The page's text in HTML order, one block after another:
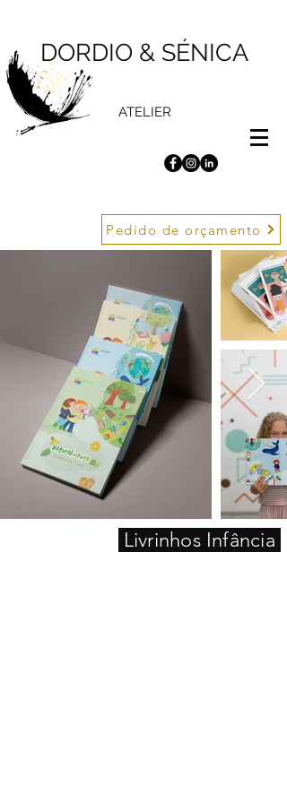
DORDIO & SÉNICA
ATELIER
Pedido de orçamento
Livrinhos Infância